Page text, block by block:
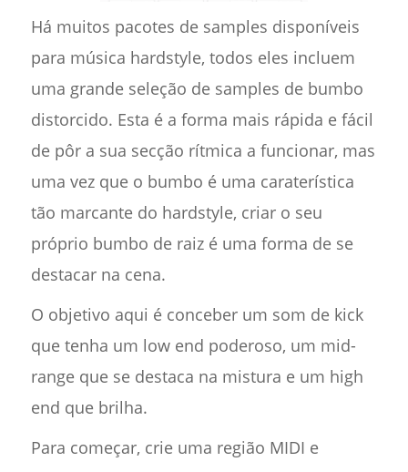
Há muitos pacotes de samples disponíveis
para música hardstyle, todos eles incluem
uma grande seleção de samples de bumbo
distorcido. Esta é a forma mais rápida e fácil
de pôr a sua secção rítmica a funcionar, mas
uma vez que o bumbo é uma caraterística
tão marcante do hardstyle, criar o seu
próprio bumbo de raiz é uma forma de se
destacar na cena.
O objetivo aqui é conceber um som de kick
que tenha um low end poderoso, um mid-
range que se destaca na mistura e um high
end que brilha.
Para começar, crie uma região MIDI e